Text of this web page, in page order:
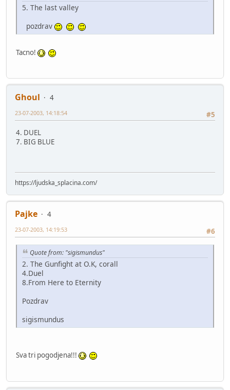
5. The last valley
pozdrav
Tacno!
Ghoul
4
#5
23-07-2003, 14:18:54
4. DUEL
7. BIG BLUE
https://ljudska_splacina.com/
Pajke
4
#6
23-07-2003, 14:19:53
Quote from: "sigismundus"
2. The Gunfight at O.K, corall
4.Duel
8.From Here to Eternity
Pozdrav
sigismundus
Sva tri pogodjena!!!